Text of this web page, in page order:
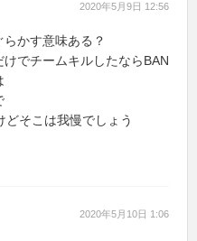
2020年5月9日 12:56
かす意味ある？
でチームキルしたならBAN
そこは我慢でしょう
2020年5月10日 1:06